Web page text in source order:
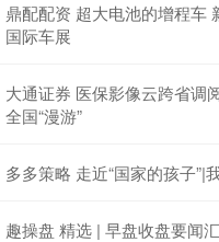
鼎配配资 超大电池的增程车
国际车展
大通证券 医保影像云跨省调
全国“漫游”
多多策略 走近“国家的孩子”|
趣操盘 精选 | 早盘收盘要闻